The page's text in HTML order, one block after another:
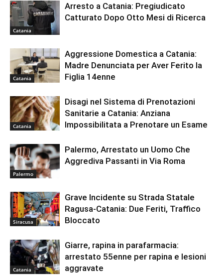
Catania
Arresto a Catania: Pregiudicato
Catturato Dopo Otto Mesi di Ricerca
Catania
Aggressione Domestica a Catania:
Madre Denunciata per Aver Ferito la
Figlia 14enne
Catania
Disagi nel Sistema di Prenotazioni
Sanitarie a Catania: Anziana
Impossibilitata a Prenotare un Esame
Palermo
Palermo, Arrestato un Uomo Che
Aggrediva Passanti in Via Roma
Siracusa
Grave Incidente su Strada Statale
Ragusa-Catania: Due Feriti, Traffico
Bloccato
Catania
Giarre, rapina in parafarmacia:
arrestato 55enne per rapina e lesioni
aggravate